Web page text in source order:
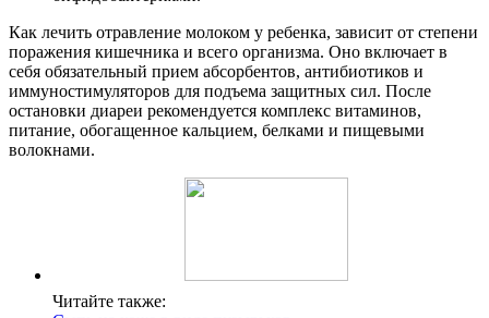
Как лечить отравление молоком у ребенка, зависит от степени
поражения кишечника и всего организма. Оно включает в
себя обязательный прием абсорбентов, антибиотиков и
иммуностимуляторов для подъема защитных сил. После
остановки диареи рекомендуется комплекс витаминов,
питание, обогащенное кальцием, белками и пищевыми
волокнами.
Читайте также: